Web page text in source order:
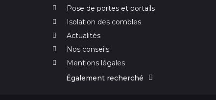
Pose de portes et portails
Isolation des combles
Actualités
Nos conseils
Mentions légales
Également recherché